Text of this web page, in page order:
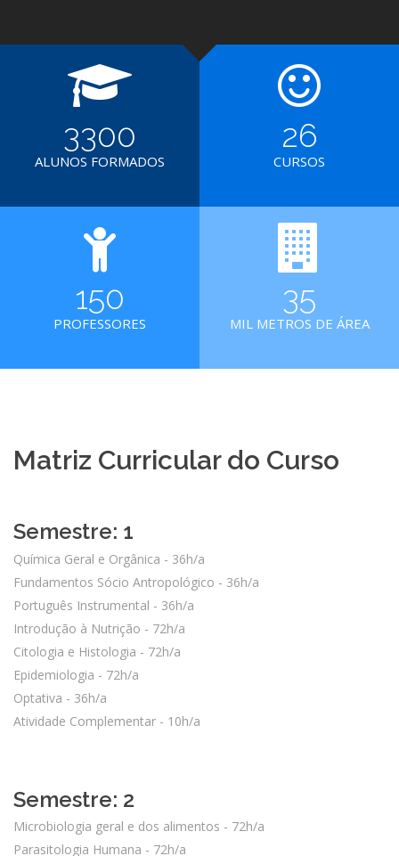
3300
ALUNOS FORMADOS
26
CURSOS
150
PROFESSORES
35
MIL METROS DE ÁREA
Matriz Curricular do Curso
Semestre: 1
Química Geral e Orgânica - 36h/a
Fundamentos Sócio Antropológico - 36h/a
Português Instrumental - 36h/a
Introdução à Nutrição - 72h/a
Citologia e Histologia - 72h/a
Epidemiologia - 72h/a
Optativa - 36h/a
Atividade Complementar - 10h/a
Semestre: 2
Microbiologia geral e dos alimentos - 72h/a
Parasitologia Humana - 72h/a